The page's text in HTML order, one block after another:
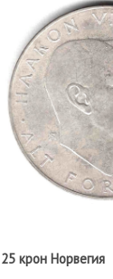
25 крон Норвегия